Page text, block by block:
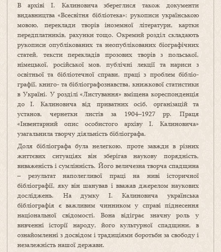
В архіві І. Калиновича збереглися також документи
видавництва «Всесвітня бібліотека»: рукописи українською
мовою, переклади творів іноземної літератури, карт­ки
передплатників, рахунки тощо. Окремий розділ складають
рукописи опублікованих та неопублікованих біо­графічних
статей, тексти перекладів прозових творів з польської,
німецької, російської мов, публічні лекції та нариси з
освітньої та бібліотечної справи, праці з проб­лем бібліо­
графії, книго- та бібліографознавства, книжкової статистики
в Україні. У розділі «Листування» вміщена кореспонденція
до І. Калиновича від приватних осіб, організацій та
установ, чернетки листів за 1904–1927 рр. Праця
«Інвентарний опис особистого архіву І. Калиновича»
узагальнила творчу діяльність бібліо­графа.
Доля бібліографа була нелегкою, проте завжди в різних
життєвих ситуаціях він зберігав наукову порядність,
виваженість і сумлінність. Його величезна творча спадщина
– результат наполегливої праці на ниві історичної
бібліографії, яку він шанував і вважав джерелом наукових
досліджень. На думку І. Калиновича українська
бібліографія є важливим чинником у справі піднесення
національної свідомості. Вона відіграє значну роль у
вивченні історії народу, його культурної спадщини, в
ознайомленні з досвідом і традиціями боротьби за свободу і
незалежність нашої держави.